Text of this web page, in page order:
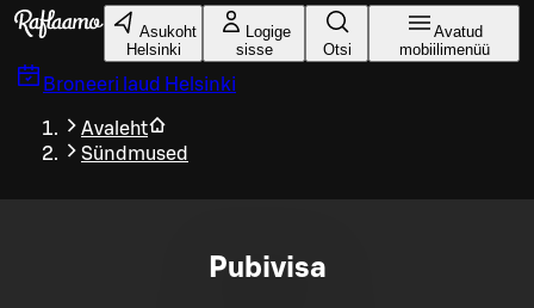
Liigu peamise sisu juurde
Asukoht
Helsinki
Logige
sisse
Otsi
Avatud
mobiilimenüü
Broneeri laud Helsinki
Avaleht
Sündmused
Pubivisa